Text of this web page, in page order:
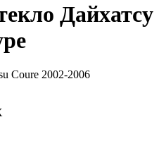
Дайхатсу
Coure 2002-2006